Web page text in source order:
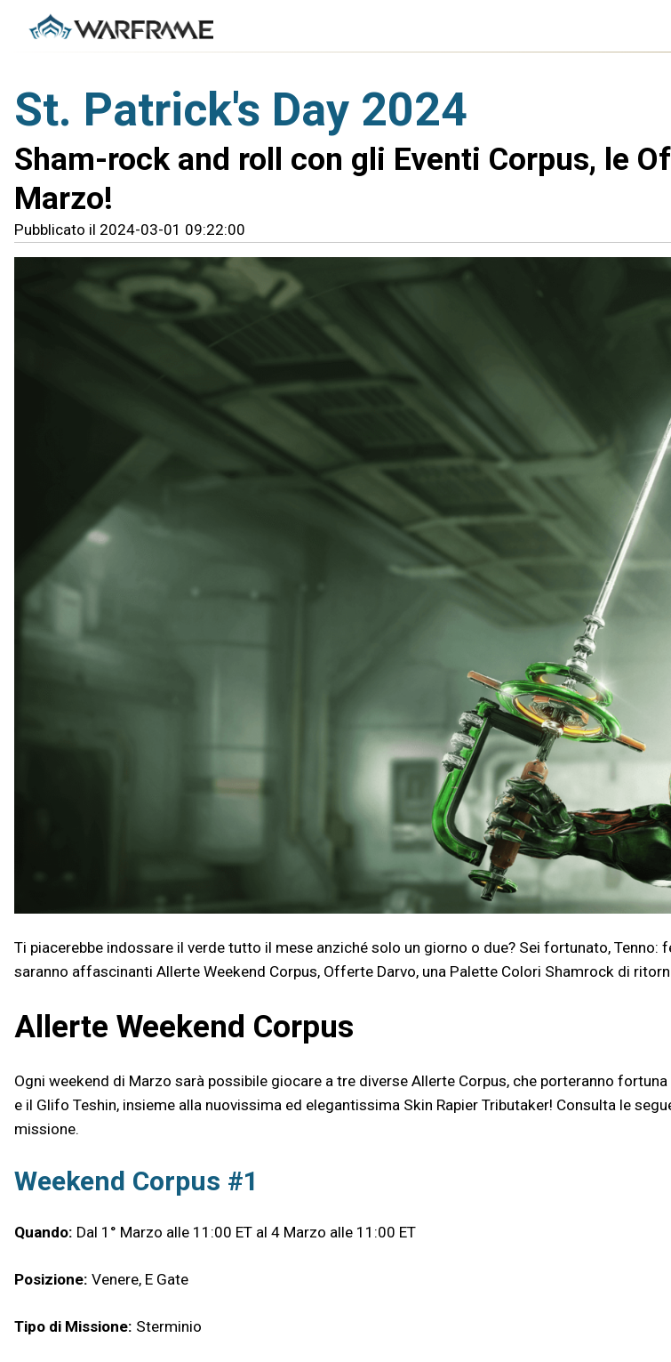
St. Patrick's Day 2024
Sham-rock and roll con gli Eventi Corpus, le
Marzo!
Pubblicato il 2024-03-01 09:22:00
Ti piacerebbe indossare il verde tutto il mese anziché solo un giorno o due? Sei fortunato,
saranno affascinanti Allerte Weekend Corpus, Offerte Darvo, una Palette Colori Shamrock di
Allerte Weekend Corpus
Ogni weekend di Marzo sarà possibile giocare a tre diverse Allerte Corpus, che porteranno
e il Glifo Teshin, insieme alla nuovissima ed elegantissima Skin Rapier Tributaker! Consulta le
missione.
Weekend Corpus #1
Quando: Dal 1° Marzo alle 11:00 ET al 4 Marzo alle 11:00 ET
Posizione: Venere, E Gate
Tipo di Missione: Sterminio